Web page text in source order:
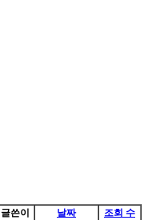
글쓴이 날짜
조회 수